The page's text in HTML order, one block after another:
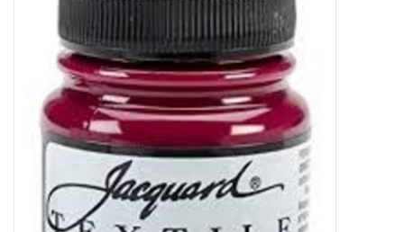
WORKSHOPS
SPECIALS
WERKZEUGE